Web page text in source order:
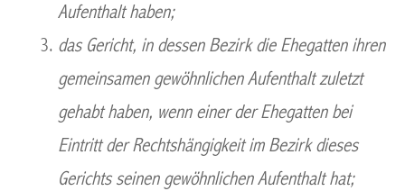
Aufenthalt haben;
das Gericht, in dessen Bezirk die Ehegatten ihren
gemeinsamen gewöhnlichen Aufenthalt zuletzt
gehabt haben, wenn einer der Ehegatten bei
Eintritt der Rechtshängigkeit im Bezirk dieses
Gerichts seinen gewöhnlichen Aufenthalt hat;